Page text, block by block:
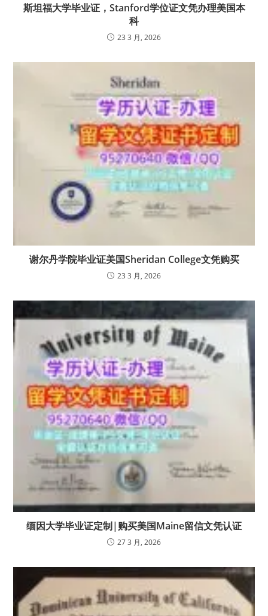
斯坦福大学毕业证，Stanford学位证文凭办理美国本
科
23 3 月, 2026
谢尔丹学院毕业证美国Sheridan College文凭购买
23 3 月, 2026
缅因大学毕业证定制|购买美国Maine留信文凭认证
27 3 月, 2026